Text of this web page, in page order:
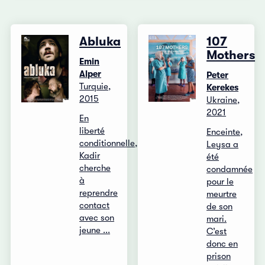
Abluka
Emin
Alper
Turquie,
2015
En
liberté
conditionnelle,
Kadir
cherche
à
reprendre
contact
avec son
jeune ...
107
Mothers
Peter
Kerekes
Ukraine,
2021
Enceinte,
Leysa a
été
condamnée
pour le
meurtre
de son
mari.
C’est
donc en
prison